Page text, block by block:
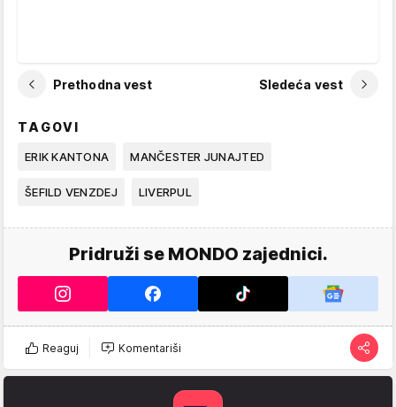
Prethodna vest Sledeća vest
TAGOVI
ERIK KANTONA MANČESTER JUNAJTED
ŠEFILD VENZDEJ LIVERPUL
Pridruži se MONDO zajednici.
Reaguj Komentariši